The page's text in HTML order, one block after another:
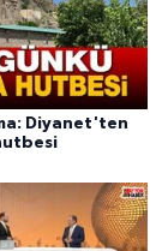
Diyanet'ten